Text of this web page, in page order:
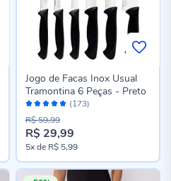
Avaliação:
98%
(173)
Jogo de Facas Inox Usual
Tramontina 6 Peças - Preto
Preço
especial
R$ 29,99
R$ 59,99
5xde R$ 5,99